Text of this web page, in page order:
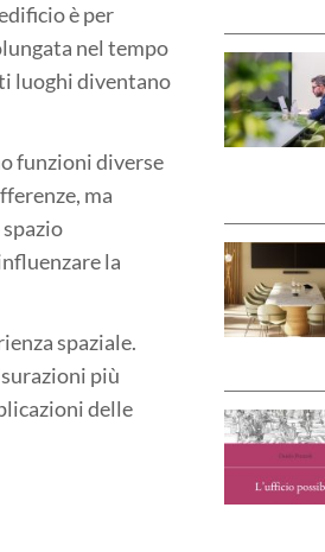
è per
nel tempo
luoghi diventano
funzioni diverse
ma
la
spaziale.
più
delle